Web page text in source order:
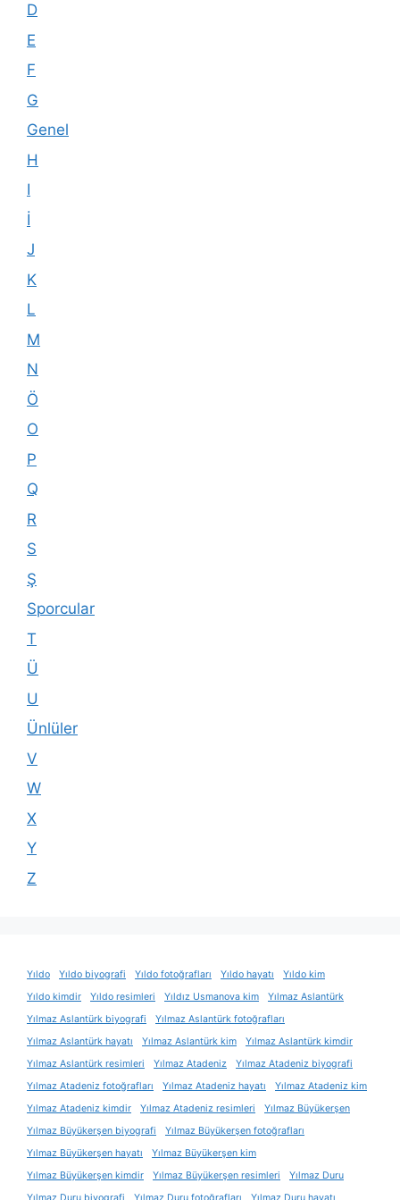
D
E
F
G
Genel
H
I
İ
J
K
L
M
N
Ö
O
P
Q
R
S
Ş
Sporcular
T
Ü
U
Ünlüler
V
W
X
Y
Z
Yıldo Yıldo biyografi Yıldo fotoğrafları Yıldo hayatı
Yıldo kim
Yıldo kimdir
Yıldo resimleri Yıldız Usmanova kim
Yılmaz Aslantürk
Yılmaz Aslantürk biyografi
Yılmaz Aslantürk fotoğrafları
Yılmaz Aslantürk hayatı
Yılmaz Aslantürk kim
Yılmaz Aslantürk kimdir
Yılmaz Aslantürk resimleri
Yılmaz Atadeniz
Yılmaz Atadeniz biyografi
Yılmaz Atadeniz fotoğrafları
Yılmaz Atadeniz hayatı
Yılmaz Atadeniz kim
Yılmaz Atadeniz kimdir
Yılmaz Atadeniz resimleri
Yılmaz Büyükerşen
Yılmaz Büyükerşen biyografi
Yılmaz Büyükerşen fotoğrafları
Yılmaz Büyükerşen hayatı
Yılmaz Büyükerşen kim
Yılmaz Büyükerşen kimdir
Yılmaz Büyükerşen resimleri
Yılmaz Duru
Yılmaz Duru biyografi
Yılmaz Duru fotoğrafları Yılmaz Duru hayatı